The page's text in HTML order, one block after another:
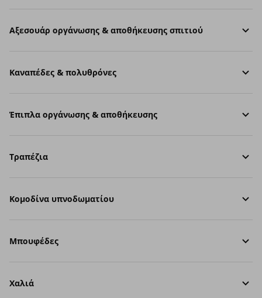
Aξεσουάρ οργάνωσης & αποθήκευσης σπιτιού
Καναπέδες & πολυθρόνες
Έπιπλα οργάνωσης & αποθήκευσης
Τραπέζια
Κομοδίνα υπνοδωματίου
Μπουφέδες
Χαλιά